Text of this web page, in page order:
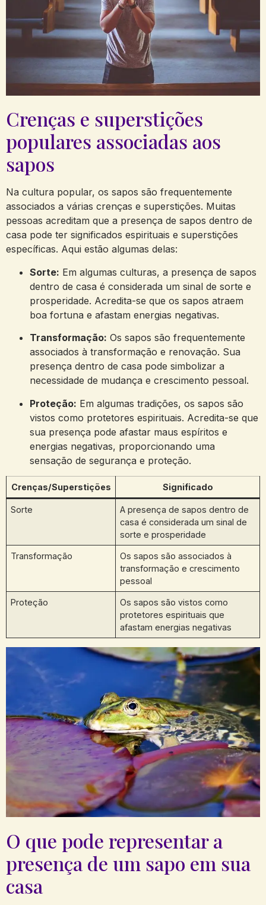
Crenças e⁢ superstições
populares​ associadas aos
sapos
Na cultura popular, ⁢os sapos ⁤são frequentemente
associados a várias crenças e superstições. Muitas
pessoas‍ acreditam que a presença de sapos ‍dentro de
casa pode‌ ter significados espirituais e superstições
específicas. Aqui⁤ estão​ algumas delas:
Sorte: Em algumas culturas, a presença de sapos
dentro de casa é considerada um sinal ‌de sorte e
prosperidade. Acredita-se que os​ sapos atraem
boa fortuna e afastam energias negativas.
Transformação: Os sapos são frequentemente
associados à transformação e renovação. ​Sua
presença dentro de casa pode simbolizar a‌
necessidade de mudança e⁤ crescimento pessoal.
Proteção: Em algumas tradições, os sapos são
vistos como protetores espirituais. Acredita-se que
sua presença pode afastar maus espíritos⁢ e
energias negativas, proporcionando uma
sensação de segurança e proteção.
Crenças/Superstições Significado
Sorte
A presença⁣ de sapos dentro de
casa é considerada um sinal de
sorte e prosperidade
Transformação
Os sapos são associados à
transformação e​ crescimento
pessoal
Proteção
Os sapos são vistos como
protetores espirituais⁣ que
afastam energias negativas
O que pode representar ⁤a
presença de um sapo em sua
casa